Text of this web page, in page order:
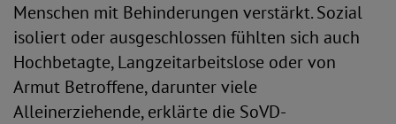
Menschen mit Behinderungen verstärkt. Sozial
isoliert oder ausgeschlossen fühlten sich auch
Hochbetagte, Langzeitarbeitslose oder von
Armut Betroffene, darunter viele
Alleinerziehende, erklärte die SoVD-